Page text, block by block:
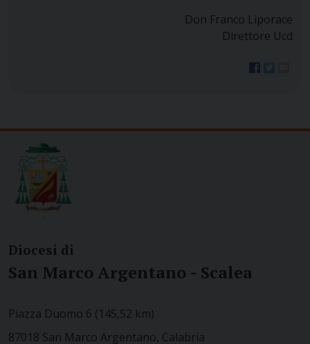
Don Franco Liporace
Direttore Ucd
Diocesi di
San Marco Argentano - Scalea
Piazza Duomo 6 (145,52 km)
87018 San Marco Argentano, Calabria